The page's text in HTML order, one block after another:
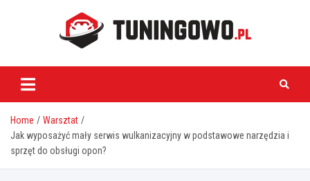
tuningowo.pl
Home
Warsztat
Jak wyposażyć mały serwis wulkanizacyjny w podstawowe narzędzia i
sprzęt do obsługi opon?